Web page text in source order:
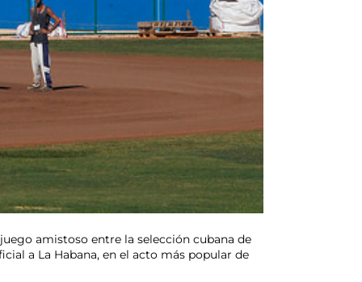
amistoso entre la selección cubana de
a La Habana, en el acto más popular de